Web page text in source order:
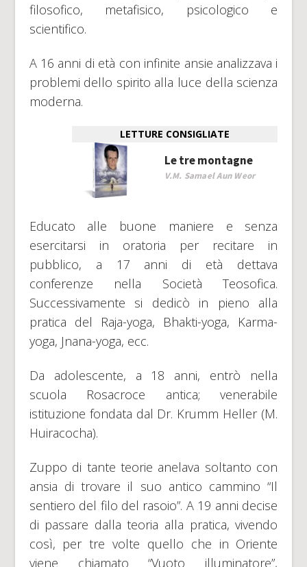
filosofico, metafisico, psicologico e
scientifico.
A 16 anni di età con infinite ansie analizzava i
problemi dello spirito alla luce della scienza
moderna.
LETTURE CONSIGLIATE
Le tre montagne
V.M. Samael Aun Weor
Educato alle buone maniere e senza
esercitarsi in oratoria per recitare in
pubblico, a 17 anni di età dettava
conferenze nella Società Teosofica.
Successivamente si dedicò in pieno alla
pratica del Raja-yoga, Bhakti-yoga, Karma-
yoga, Jnana-yoga, ecc.
Da adolescente, a 18 anni, entrò nella
scuola Rosacroce antica; venerabile
istituzione fondata dal Dr. Krumm Heller (M.
Huiracocha).
Zuppo di tante teorie anelava soltanto con
ansia di trovare il suo antico cammino “Il
sentiero del filo del rasoio”. A 19 anni decise
di passare dalla teoria alla pratica, vivendo
così, per tre volte quello che in Oriente
viene chiamato “Vuoto illuminatore”,